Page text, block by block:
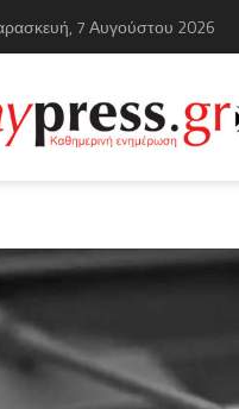
7 Αυγούστου 2026